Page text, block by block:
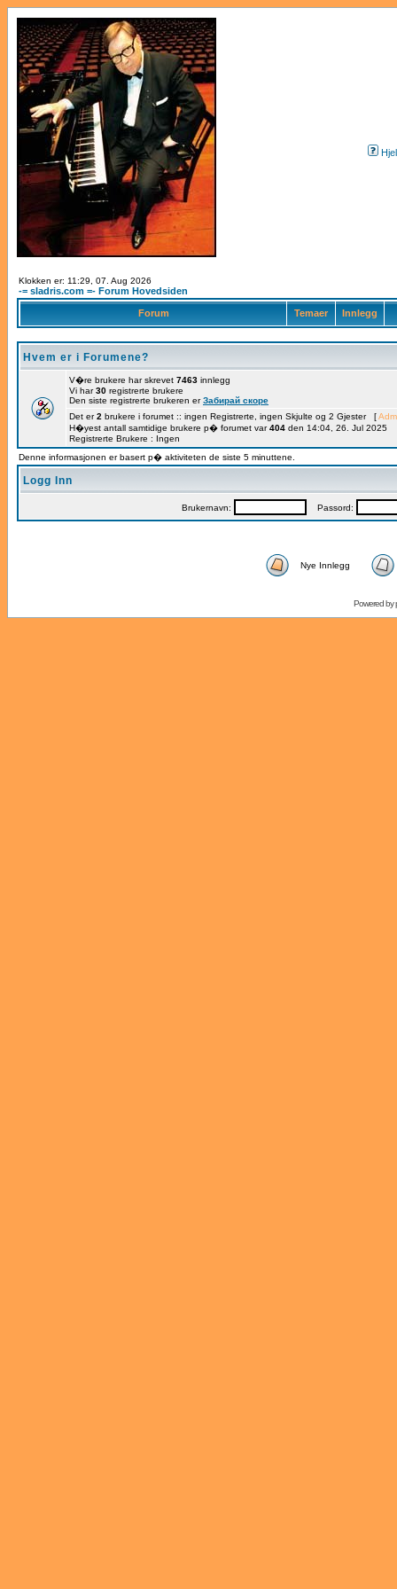
Klokken er: 11:29, 07. Aug 2026
-= sladris.com =- Forum Hovedsiden
Forum Temaer Innlegg
Hvem er i Forumene?
V�re brukere har skrevet 7463 innlegg
Vi har30 registrerte brukere
Den siste registrerte brukeren erЗабирай скоре
Det er2 brukere i forumet :: ingen Registrerte, ingen Skjulte og 2 Gjester [
H�yest antall samtidige brukere p� forumet var404 den 14:04, 26. Jul 2025
Registrerte Brukere : Ingen
Denne informasjonen er basert p� aktiviteten de siste 5 minuttene.
Logg Inn
Brukernavn: Passord:
Nye Innlegg
Powered by